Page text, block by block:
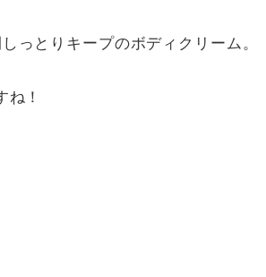
っとりキープのボディクリーム。
！